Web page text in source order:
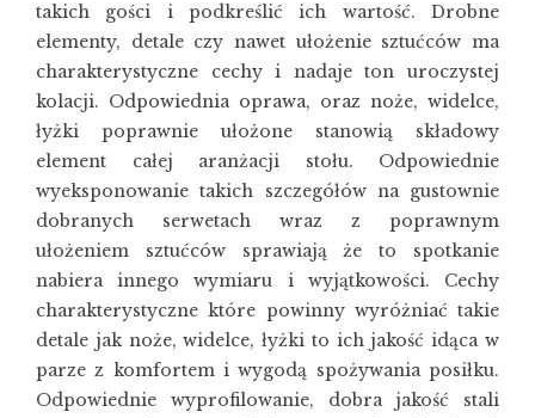
takich gości i podkreślić ich wartość. Drobne
elementy, detale czy nawet ułożenie sztućców ma
charakterystyczne cechy i nadaje ton uroczystej
kolacji. Odpowiednia oprawa, oraz noże, widelce,
łyżki poprawnie ułożone stanowią składowy
element całej aranżacji stołu. Odpowiednie
wyeksponowanie takich szczegółów na gustownie
dobranych serwetach wraz z poprawnym
ułożeniem sztućców sprawiają że to spotkanie
nabiera innego wymiaru i wyjątkowości. Cechy
charakterystyczne które powinny wyróżniać takie
detale jak noże, widelce, łyżki to ich jakość idąca w
parze z komfortem i wygodą spożywania posiłku.
Odpowiednie wyprofilowanie, dobra jakość stali